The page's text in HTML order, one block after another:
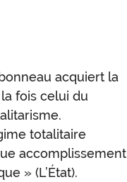
acquiert la
fois celui du
totalitaire
accomplissement
» (L’État).